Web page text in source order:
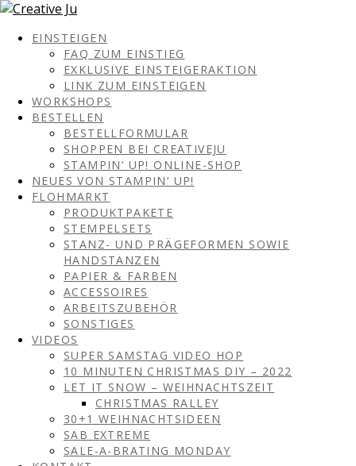
EINSTEIGEN
FAQ ZUM EINSTIEG
EXKLUSIVE EINSTEIGERAKTION
LINK ZUM EINSTEIGEN
WORKSHOPS
BESTELLEN
BESTELLFORMULAR
SHOPPEN BEI CREATIVEJU
STAMPIN‘ UP! ONLINE-SHOP
NEUES VON STAMPIN‘ UP!
FLOHMARKT
PRODUKTPAKETE
STEMPELSETS
STANZ- UND PRÄGEFORMEN SOWIE
HANDSTANZEN
PAPIER & FARBEN
ACCESSOIRES
ARBEITSZUBEHÖR
SONSTIGES
VIDEOS
SUPER SAMSTAG VIDEO HOP
10 MINUTEN CHRISTMAS DIY – 2022
LET IT SNOW – WEIHNACHTSZEIT
CHRISTMAS RALLEY
30+1 WEIHNACHTSIDEEN
SAB EXTREME
SALE-A-BRATING MONDAY